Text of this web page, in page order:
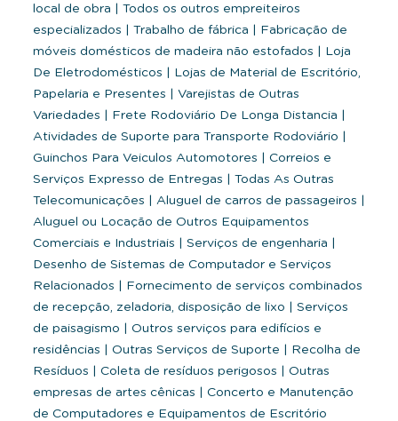
local de obra
Todos os outros empreiteiros
especializados
Trabalho de fábrica
Fabricação de
móveis domésticos de madeira não estofados
Loja
De Eletrodomésticos
Lojas de Material de Escritório,
Papelaria e Presentes
Varejistas de Outras
Variedades
Frete Rodoviário De Longa Distancia
Atividades de Suporte para Transporte Rodoviário
Guinchos Para Veiculos Automotores
Correios e
Serviços Expresso de Entregas
Todas As Outras
Telecomunicações
Aluguel de carros de passageiros
Aluguel ou Locação de Outros Equipamentos
Comerciais e Industriais
Serviços de engenharia
Desenho de Sistemas de Computador e Serviços
Relacionados
Fornecimento de serviços combinados
de recepção, zeladoria, disposição de lixo
Serviços
de paisagismo
Outros serviços para edifícios e
residências
Outras Serviços de Suporte
Recolha de
Resíduos
Coleta de resíduos perigosos
Outras
empresas de artes cênicas
Concerto e Manutenção
de Computadores e Equipamentos de Escritório